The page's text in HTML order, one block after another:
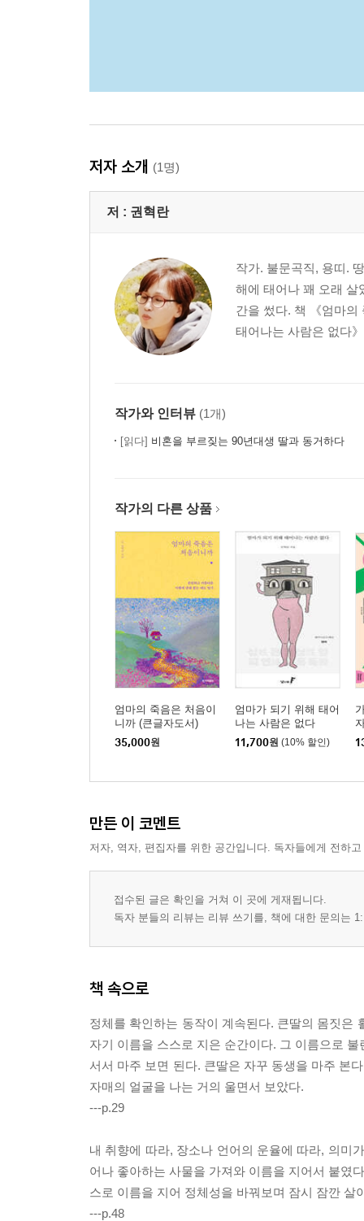
저자 소개 (1명)
저 : 권혁란
작가. 불문곡직, 용띠.
해에 태어나 꽤 오래 살
간을 썼다. 책 《엄마
태어나는 사람은 없다
작가와 인터뷰 (1개)
[읽다] 비혼을 부르짖는 90년대생 딸과 동거하다
작가의 다른 상품
엄마의 죽음은 처음이
니까 (큰글자도서)
35,000원
엄마가 되기 위해 태어
나는 사람은 없다
11,700원 (10% 할인)
만든 이 코멘트
저자, 역자, 편집자를 위한 공간입니다. 독자들에게 전하
접수된 글은 확인을 거쳐 이 곳에 게재됩니다.
독자 분들의 리뷰는 리뷰 쓰기를, 책에 대한 문의는
책 속으로
정체를 확인하는 동작이 계속된다. 큰딸의 몸짓은
자기 이름을 스스로 지은 순간이다. 그 이름으로
서서 마주 보면 된다. 큰딸은 자꾸 동생을 마주 본
자매의 얼굴을 나는 거의 울면서 보았다.
---p.29
내 취향에 따라, 장소나 언어의 운율에 따라, 의미
어나 좋아하는 사물을 가져와 이름을 지어서 붙였
스로 이름을 지어 정체성을 바꿔보며 잠시 잠깐 살
---p.48